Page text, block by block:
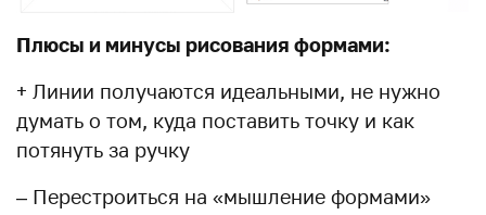
Плюсы и минусы рисования формами:
+ Линии получаются идеальными, не нужно
думать о том, куда поставить точку и как
потянуть за ручку
– Перестроиться на «мышление формами»